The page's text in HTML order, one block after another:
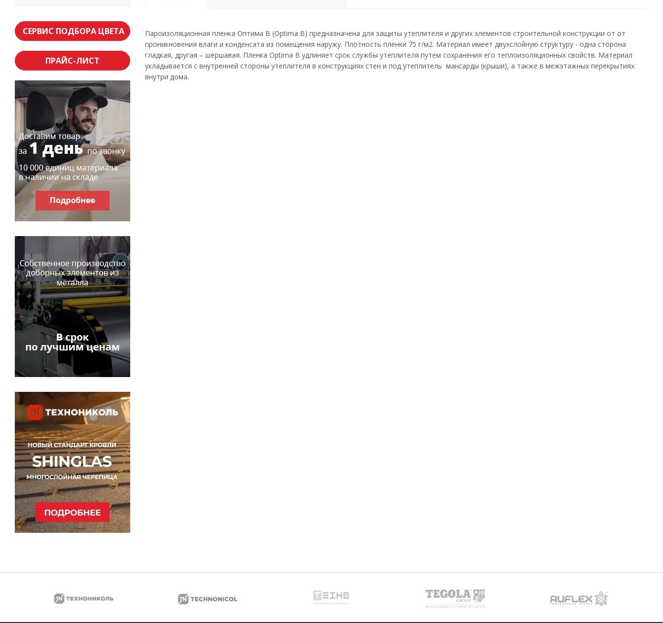
Пароизоляционная пленка Оптима В (Optima B) предназначена для защиты утеплителя и других элементов строительной конструкции от от
проникновения влаги и конденсата из помещения наружу. Плотность пленки 75 г/м2. Материал имеет двухслойную структуру - одна сторона
гладкая, другая – шершавая. Пленка Optima B удлиняет срок службы утеплителя путем сохранения его теплоизоляционных свойств. Материал
укладывается с внутренней стороны утеплителя в конструкциях стен и под утеплитель мансарды (крыши), а также в межэтажных перекрытиях
внутри дома.
СЕРВИС ПОДБОРА ЦВЕТА
ПРАЙС-ЛИСТ